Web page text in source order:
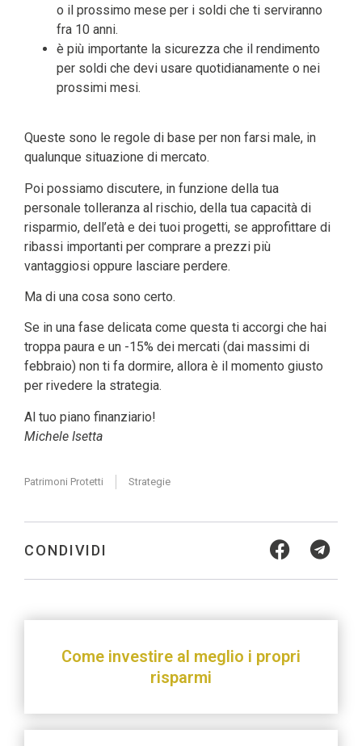
o il prossimo mese per i soldi che ti serviranno
fra 10 anni.
è più importante la sicurezza che il rendimento
per soldi che devi usare quotidianamente o nei
prossimi mesi.
Queste sono le regole di base per non farsi male, in
qualunque situazione di mercato.
Poi possiamo discutere, in funzione della tua
personale tolleranza al rischio, della tua capacità di
risparmio, dell’età e dei tuoi progetti, se approfittare di
ribassi importanti per comprare a prezzi più
vantaggiosi oppure lasciare perdere.
Ma di una cosa sono certo.
Se in una fase delicata come questa ti accorgi che hai
troppa paura e un -15% dei mercati (dai massimi di
febbraio) non ti fa dormire, allora è il momento giusto
per rivedere la strategia.
Al tuo piano finanziario!
Michele Isetta
Patrimoni Protetti Strategie
CONDIVIDI
Come investire al meglio i propri
risparmi